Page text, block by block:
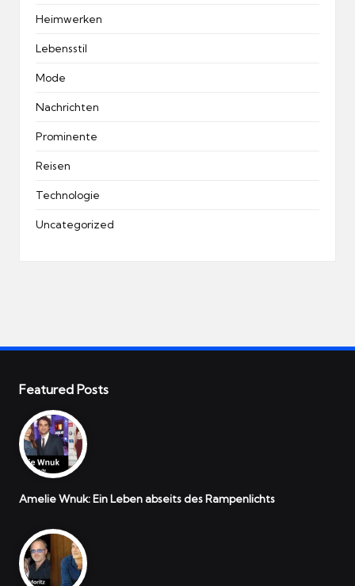
Heimwerken
Lebensstil
Mode
Nachrichten
Prominente
Reisen
Technologie
Uncategorized
Featured Posts
Amelie Wnuk: Ein Leben abseits des Rampenlichts